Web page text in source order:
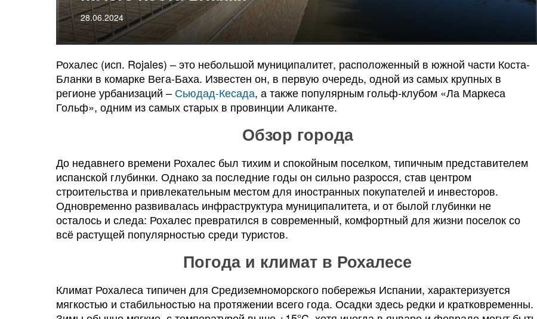
28.06.2024
Рохалес (исп. Rojales) – это небольшой муниципалитет, расположенный в южной части Коста-
Бланки в комарке Вега-Баха. Известен он, в первую очередь, одной из самых крупных в
регионе урбанизаций – Сьюдад-Кесада, а также популярным гольф-клубом «Ла Маркеса
Гольф», одним из самых старых в провинции Аликанте.
Обзор города
До недавнего времени Рохалес был тихим и спокойным поселком, типичным представителем
испанской глубинки. Однако за последние годы он сильно разросся, став центром
строительства и привлекательным местом для иностранных покупателей и инвесторов.
Одновременно развивалась инфраструктура муниципалитета, и от былой глубинки не
осталось и следа: Рохалес превратился в современный, комфортный для жизни поселок со
всё растущей популярностью среди туристов.
Погода и климат в Рохалесе
Климат Рохалеса типичен для Средиземноморского побережья Испании, характеризуется
мягкостью и стабильностью на протяжении всего года. Осадки здесь редки и кратковременны.